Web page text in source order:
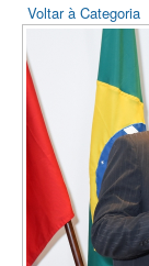
Voltar à Categoria